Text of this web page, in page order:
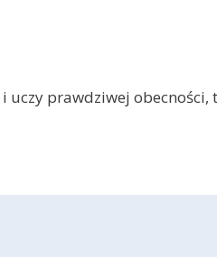
prawdziwej